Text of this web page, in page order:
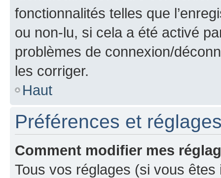
fonctionnalités telles que
ou non-lu, si cela a été activé
problèmes de connexion/
les corriger.
Haut
Préférences et
Comment modifier mes
Tous vos réglages (si vous